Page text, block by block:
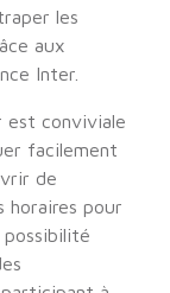
les
aux
Inter.
est conviviale
facilement
de
horaires pour
possibilité